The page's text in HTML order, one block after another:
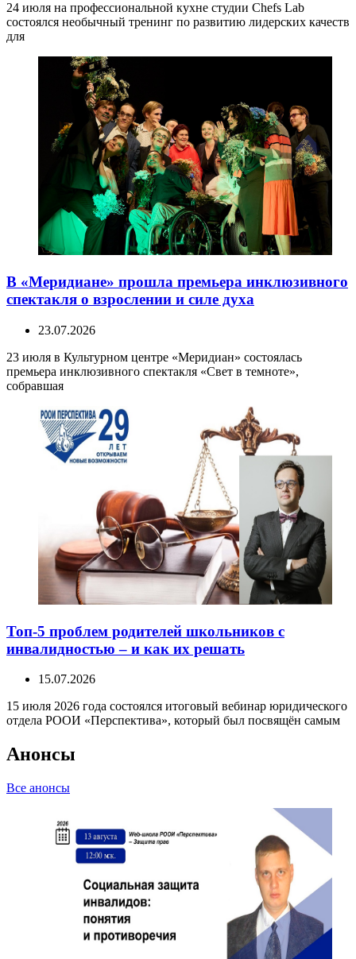
24 июля на профессиональной кухне студии Chefs Lab
состоялся необычный тренинг по развитию лидерских качеств
для
В «Меридиане» прошла премьера инклюзивного
спектакля о взрослении и силе духа
23.07.2026
23 июля в Культурном центре «Меридиан» состоялась
премьера инклюзивного спектакля «Свет в темноте»,
собравшая
Топ-5 проблем родителей школьников с
инвалидностью – и как их решать
15.07.2026
15 июля 2026 года состоялся итоговый вебинар юридического
отдела РООИ «Перспектива», который был посвящён самым
Анонсы
Все анонсы